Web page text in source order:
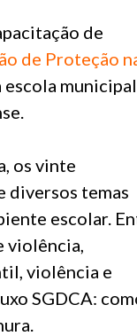
de
de Proteção
os vinte
diversos temas
escolar.
violência,
violência e
SGDCA: